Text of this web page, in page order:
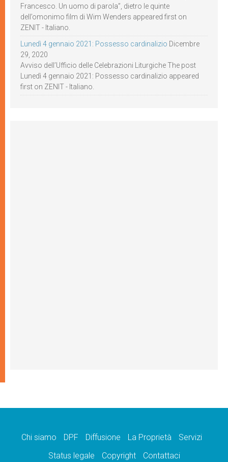
Francesco. Un uomo di parola”, dietro le quinte
dell’omonimo film di Wim Wenders appeared first on
ZENIT - Italiano.
Lunedì 4 gennaio 2021: Possesso cardinalizio Dicembre
29, 2020
Avviso dell’Ufficio delle Celebrazioni Liturgiche The post
Lunedì 4 gennaio 2021: Possesso cardinalizio appeared
first on ZENIT - Italiano.
Chi siamo DPF Diffusione La Proprietà
Servizi
Status legale
Copyright Contattaci